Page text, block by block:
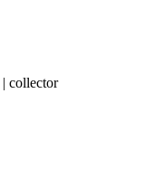
| collector